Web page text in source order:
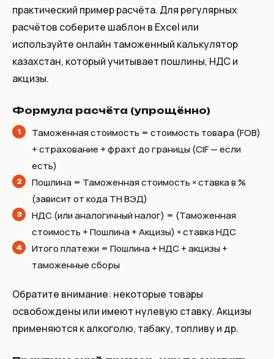
практический пример расчёта. Для регулярных
расчётов соберите шаблон в Excel или
используйте онлайн таможенный калькулятор
казахстан, который учитывает пошлины, НДС и
акцизы.
Формула расчёта (упрощённо)
Таможенная стоимость = стоимость товара (FOB)
+ страхование + фрахт до границы (CIF — если
есть)
Пошлина = Таможенная стоимость × ставка в %
(зависит от кода ТН ВЭД)
НДС (или аналогичный налог) = (Таможенная
стоимость + Пошлина + Акцизы) × ставка НДС
Итого платежи = Пошлина + НДС + акцизы +
таможенные сборы
Обратите внимание: некоторые товары
освобождены или имеют нулевую ставку. Акцизы
применяются к алкоголю, табаку, топливу и др.